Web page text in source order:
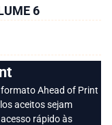
6
Ahead of Print
aceitos sejam
rápido às